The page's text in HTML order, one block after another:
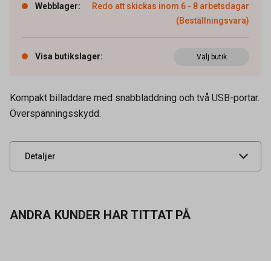
Webblager:
Redo att skickas inom 6 - 8 arbetsdagar
(Beställningsvara)
Visa butikslager: Välj butik
Kompakt billaddare med snabbladdning och två USB-portar.
Överspänningsskydd.
Detaljer
Artikelnummer 34050886
Leverantörens
UNSPSC 43211700
ANDRA KUNDER HAR TITTAT PÅ